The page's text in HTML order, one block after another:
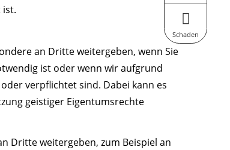
Schaden
ist.
an Dritte weitergeben, wenn Sie
ist oder wenn wir aufgrund
verpflichtet sind. Dabei kann es
geistiger Eigentumsrechte
Dritte weitergeben, zum Beispiel an